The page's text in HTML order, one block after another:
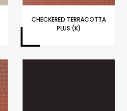
CHECKERED TERRACOTTA
PLUS (K)